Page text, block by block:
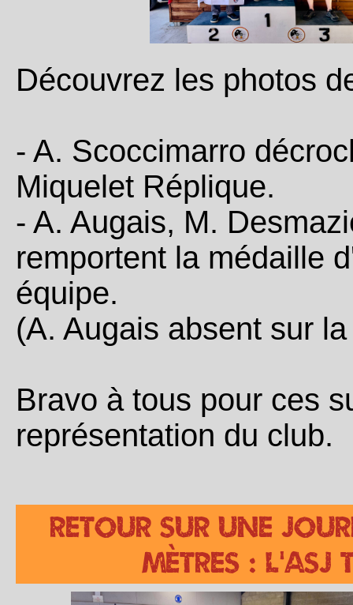
Découvrez les photos
- A. Scoccimarro
Miquelet Réplique.
- A. Augais, M.
remportent la médaille
équipe.
(A. Augais absent sur
Bravo à tous pour ces
représentation du club.
Retour sur une
mètres : l’ASJ